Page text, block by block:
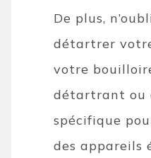
De plus,
détartrer
votre
détartrant ou
spécifique
des appareils